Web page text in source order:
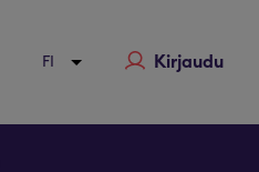
Kirjaudu